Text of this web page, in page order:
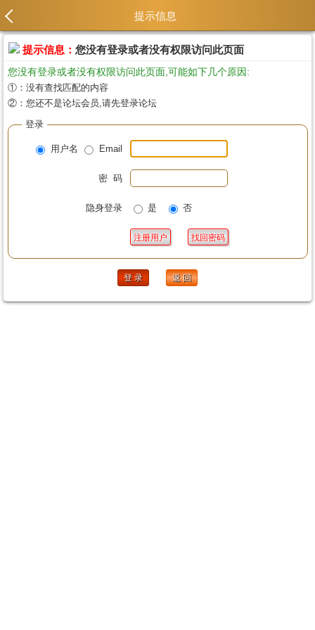
提示信息
提示信息： 您没有登录或者没有权限访问此页面
您没有登录或者没有权限访问此页面,可能如下几个原因:
①：没有查找匹配的内容
②：您还不是论坛会员,请先登录论坛
登录
用户名 Email
密 码
隐身登录 是 否